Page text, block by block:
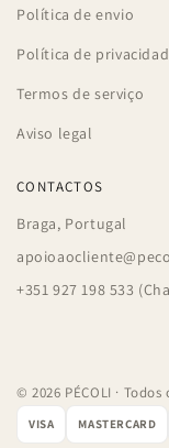
Política de envio
Política de
Termos de serviço
Aviso legal
CONTACTOS
Braga, Portugal
+351 927 198 533
© 2026 PÉCOLI ·
VISA MASTERCARD